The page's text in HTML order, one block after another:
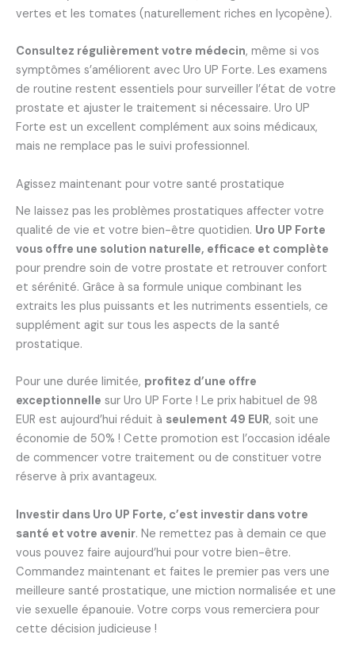
vertes et les tomates (naturellement riches en lycopène).
Consultez régulièrement votre médecin, même si vos
symptômes s’améliorent avec Uro UP Forte. Les examens
de routine restent essentiels pour surveiller l’état de votre
prostate et ajuster le traitement si nécessaire. Uro UP
Forte est un excellent complément aux soins médicaux,
mais ne remplace pas le suivi professionnel.
Agissez maintenant pour votre santé prostatique
Ne laissez pas les problèmes prostatiques affecter votre
qualité de vie et votre bien-être quotidien. Uro UP Forte
vous offre une solution naturelle, efficace et complète
pour prendre soin de votre prostate et retrouver confort
et sérénité. Grâce à sa formule unique combinant les
extraits les plus puissants et les nutriments essentiels, ce
supplément agit sur tous les aspects de la santé
prostatique.
Pour une durée limitée, profitez d’une offre
exceptionnelle sur Uro UP Forte ! Le prix habituel de 98
EUR est aujourd’hui réduit à seulement 49 EUR, soit une
économie de 50% ! Cette promotion est l’occasion idéale
de commencer votre traitement ou de constituer votre
réserve à prix avantageux.
Investir dans Uro UP Forte, c’est investir dans votre
santé et votre avenir. Ne remettez pas à demain ce que
vous pouvez faire aujourd’hui pour votre bien-être.
Commandez maintenant et faites le premier pas vers une
meilleure santé prostatique, une miction normalisée et une
vie sexuelle épanouie. Votre corps vous remerciera pour
cette décision judicieuse !